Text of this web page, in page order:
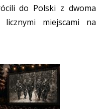
do Polski z dwoma
miejscami na